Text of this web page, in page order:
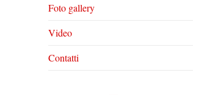
Foto gallery
Video
Contatti